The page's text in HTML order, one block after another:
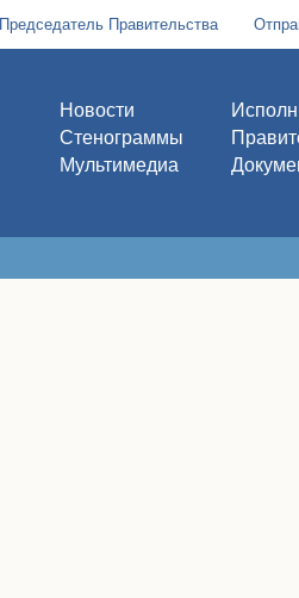
Председатель Правительства
Новости
Стенограммы
Мультимедиа